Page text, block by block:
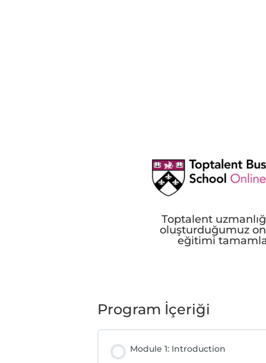
Toptalent
oluşturduğumuz
eğitimi
Program İçeriği
Module 1: Introduction